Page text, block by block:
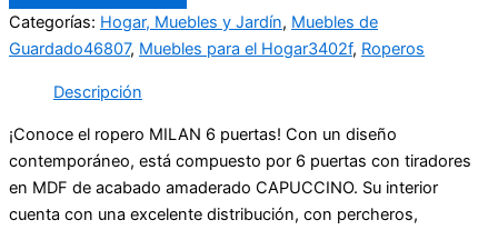
Categorías: Hogar, Muebles y Jardín, Muebles de
Guardado46807, Muebles para el Hogar3402f, Roperos
Descripción
¡Conoce el ropero MILAN 6 puertas! Con un diseño
contemporáneo, está compuesto por 6 puertas con tiradores
en MDF de acabado amaderado CAPUCCINO. Su interior
cuenta con una excelente distribución, con percheros,